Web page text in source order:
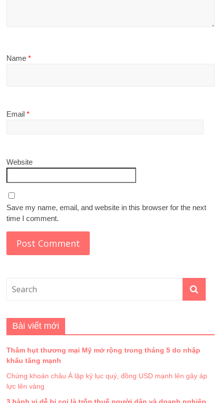
Name*
Email*
Website
Save my name, email, and website in this browser for the next
time I comment.
Bài viết mới
Thâm hụt thương mại Mỹ mở rộng trong tháng 5 do nhập
khẩu tăng mạnh
Chứng khoán châu Á lập kỷ lục quý, đồng USD mạnh lên gây áp
lực lên vàng